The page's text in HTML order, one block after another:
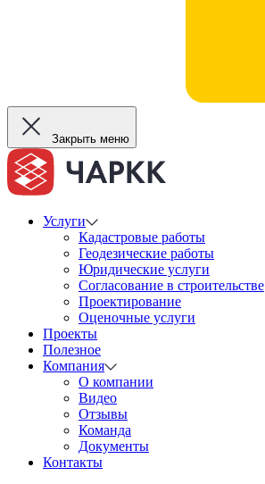
Закрыть меню
Услуги
Кадастровые работы
Геодезические работы
Юридические услуги
Согласование в строительстве
Проектирование
Оценочные услуги
Проекты
Полезное
Компания
О компании
Видео
Отзывы
Команда
Документы
Контакты